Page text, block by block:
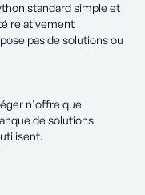
standard simple et
relativement
pas de solutions ou
n'offre que
de solutions